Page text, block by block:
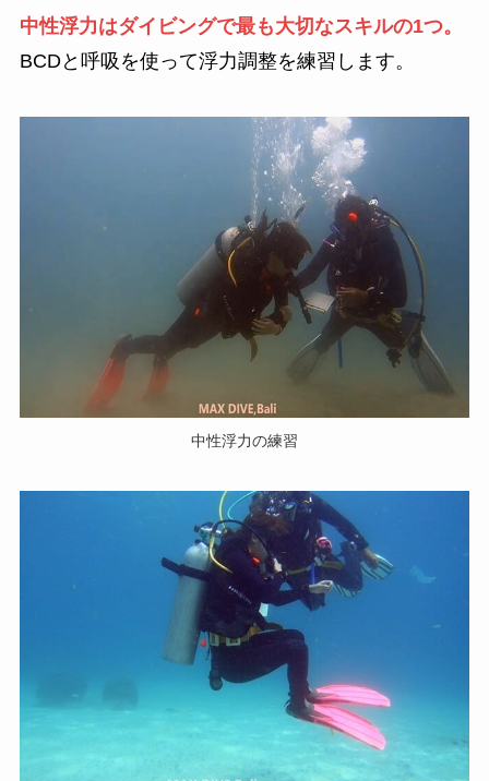
中性浮力はダイビングで最も大切なスキルの1つ。
BCDと呼吸を使って浮力調整を練習します。
中性浮力の練習